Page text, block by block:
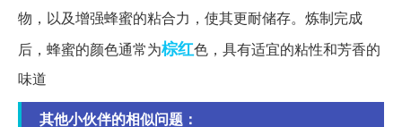
物，以及增强蜂蜜的粘合力，使其更耐储存。炼制完成
后，蜂蜜的颜色通常为棕红色，具有适宜的粘性和芳香的
味道
其他小伙伴的相似问题：